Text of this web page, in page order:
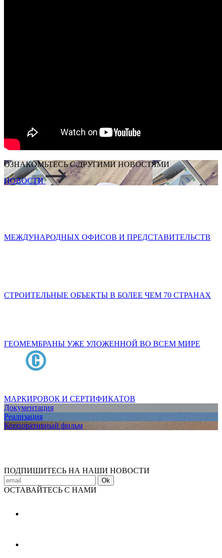
ОЗНАКОМЬТЕСЬ С ДРУГИМИ НОВОСТЯМИ
НОВОСТИ
МЕЖДУНАРОДНЫХ ОФИСОВ И ПРЕДСТАВИТЕЛЬСТВ
СТРОИТЕЛЬНЫЕ ОБЪЕКТЫ В БОЛЕЕ ЧЕМ 70 СТРАНАХ
ГЕОМЕМБРАНЫ УЖЕ УЛОЖЕННОЙ ВО ВСЕМ МИРЕ
МАРКИРОВОК И СЕРТИФИКАТОВ
Документация
Реализация
Корпоративный фильм
ПОДПИШИТЕСЬ НА НАШИ НОВОСТИ
Ok
ОСТАВАЙТЕСЬ С НАМИ